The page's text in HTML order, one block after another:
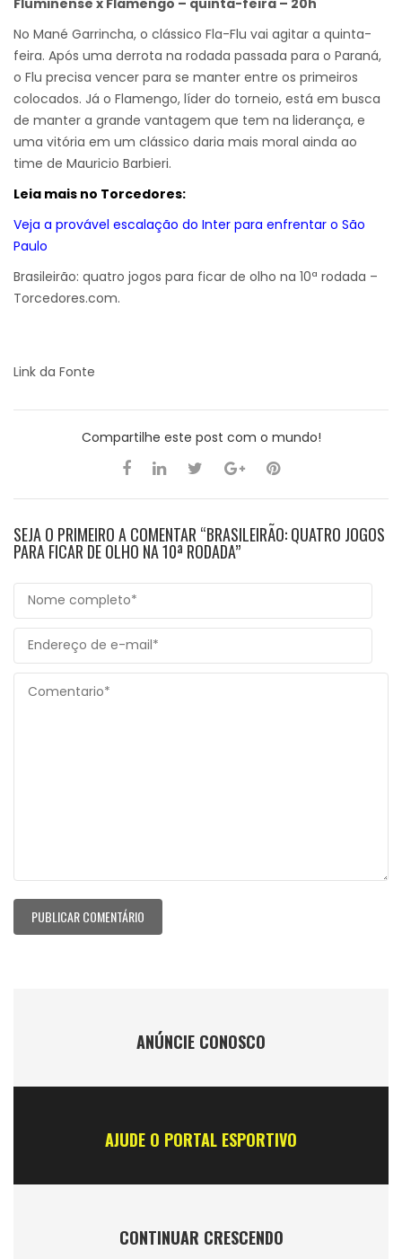
No Mané Garrincha, o clássico Fla-Flu vai agitar a quinta-
feira. Após uma derrota na rodada passada para o Paraná,
o Flu precisa vencer para se manter entre os primeiros
colocados. Já o Flamengo, líder do torneio, está em busca
de manter a grande vantagem que tem na liderança, e
uma vitória em um clássico daria mais moral ainda ao
time de Mauricio Barbieri.
Leia mais no Torcedores:
Veja a provável escalação do Inter para enfrentar o São
Paulo
Brasileirão: quatro jogos para ficar de olho na 10ª rodada –
Torcedores.com.
Link da Fonte
Compartilhe este post com o mundo!
SEJA O PRIMEIRO A COMENTAR “BRASILEIRÃO: QUATRO JOGOS
PARA FICAR DE OLHO NA 10ª RODADA”
ANÚNCIE CONOSCO
AJUDE O PORTAL ESPORTIVO
CONTINUAR CRESCENDO